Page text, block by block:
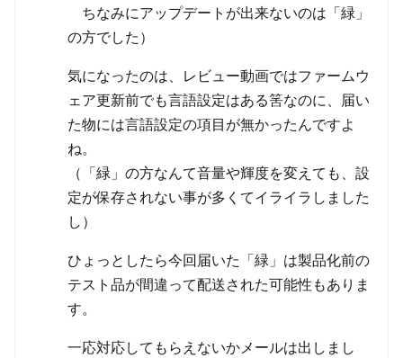
ちなみにアップデートが出来ないのは「緑」
の方でした）
気になったのは、レビュー動画ではファームウ
ェア更新前でも言語設定はある筈なのに、届い
た物には言語設定の項目が無かったんですよ
ね。
（「緑」の方なんて音量や輝度を変えても、設
定が保存されない事が多くてイライラしました
し）
ひょっとしたら今回届いた「緑」は製品化前の
テスト品が間違って配送された可能性もありま
す。
一応対応してもらえないかメールは出しまし